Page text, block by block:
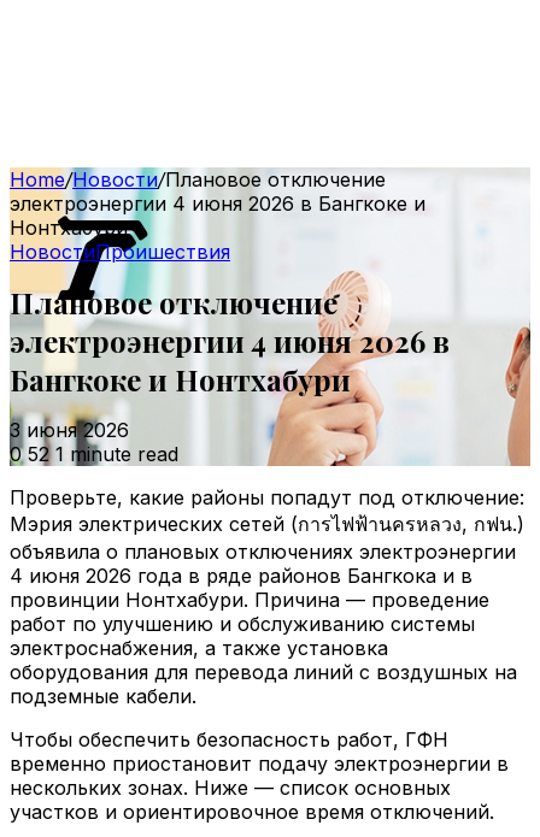
Home/Новости/Плановое отключение
электроэнергии 4 июня 2026 в Бангкоке и
Нонтхабури
НовостиПроишествия
Плановое отключение
электроэнергии 4 июня 2026 в
Бангкоке и Нонтхабури
3 июня 2026
052 1 minute read
Проверьте, какие районы попадут под отключение:
Мэрия электрических сетей (การไฟฟ้านครหลวง, กฟน.)
объявила о плановых отключениях электроэнергии
4 июня 2026 года в ряде районов Бангкока и в
провинции Нонтхабури. Причина — проведение
работ по улучшению и обслуживанию системы
электроснабжения, а также установка
оборудования для перевода линий с воздушных на
подземные кабели.
Чтобы обеспечить безопасность работ, ГФН
временно приостановит подачу электроэнергии в
нескольких зонах. Ниже — список основных
участков и ориентировочное время отключений.